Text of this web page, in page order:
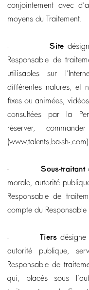
conjointement avec
moyens du Traitement.
- Site
Responsable de
utilisables sur
différentes natures, et
fixes ou animées,
consultées par la
réserver,
(www.talents.ba-sh-.com).
- Sous-traitant
morale, autorité
Responsable de
compte du Responsable
-Tiers désigne
autorité publique,
Responsable de
qui, placés sous